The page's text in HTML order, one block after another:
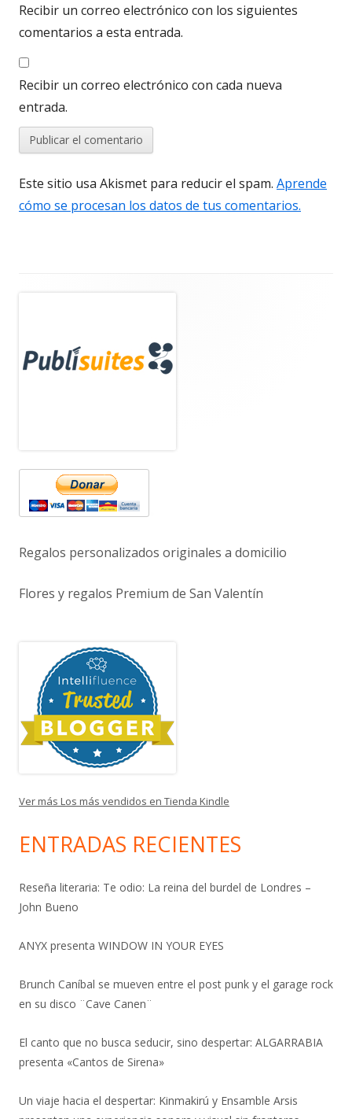
Recibir un correo electrónico con los siguientes
comentarios a esta entrada.
Recibir un correo electrónico con cada nueva
entrada.
Este sitio usa Akismet para reducir el spam. Aprende
cómo se procesan los datos de tus comentarios.
lateral
principal
Regalos personalizados originales a domicilio
Flores y regalos Premium de San Valentín
Ver más Los más vendidos en Tienda Kindle
ENTRADAS RECIENTES
Reseña literaria: Te odio: La reina del burdel de Londres –
John Bueno
ANYX presenta WINDOW IN YOUR EYES
Brunch Caníbal se mueven entre el post punk y el garage rock
en su disco ¨Cave Canen¨
El canto que no busca seducir, sino despertar: ALGARRABIA
presenta «Cantos de Sirena»
Un viaje hacia el despertar: Kinmakirú y Ensamble Arsis